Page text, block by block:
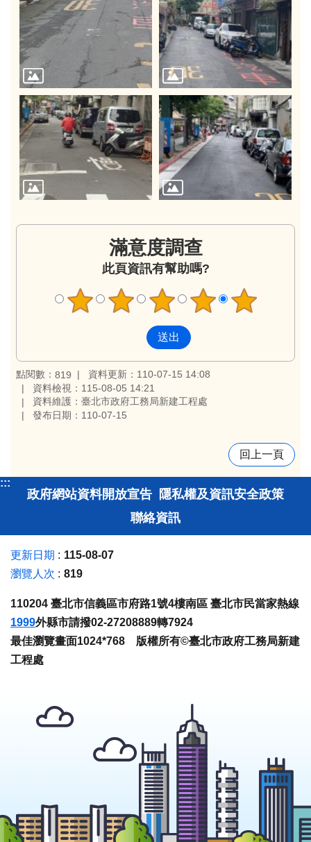
滿意度調查
此頁資訊有幫助嗎?
點閱數： 819
資料更新：110-07-15 14:08
資料檢視：115-08-05 14:21
資料維護：臺北市政府工務局新建工程處
發布日期：110-07-15
回上一頁
:::
政府網站資料開放宣告 隱私權及資訊安全政策
聯絡資訊
更新日期
115-08-07
瀏覽人次
819
110204 臺北市信義區市府路1號4樓南區 臺北市民當家熱線
1999外縣市請撥02-27208889轉7924
最佳瀏覽畫面1024*768 版權所有©臺北市政府工務局新建
工程處